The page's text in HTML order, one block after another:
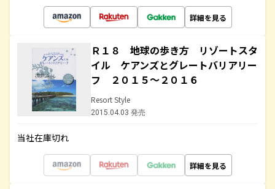
詳細を見る
Ｒ１８ 地球の歩き方 リゾートスタ
イル ケアンズとグレートバリアリー
フ ２０１５～２０１６
Resort Style
2015.04.03 発売
当社在庫切れ
詳細を見る